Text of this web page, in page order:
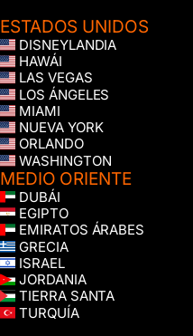
ESTADOS UNIDOS
DISNEYLANDIA
HAWÁI
LAS VEGAS
LOS ÁNGELES
MIAMI
NUEVA YORK
ORLANDO
WASHINGTON
MEDIO ORIENTE
DUBÁI
EGIPTO
EMIRATOS ÁRABES
GRECIA
ISRAEL
JORDANIA
TIERRA SANTA
TURQUÍA